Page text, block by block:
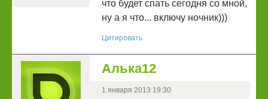
что будет спать сегодня со мной,
ну а я что... включу ночник)))
Цитировать
Алька12
1 января 2013 19:30